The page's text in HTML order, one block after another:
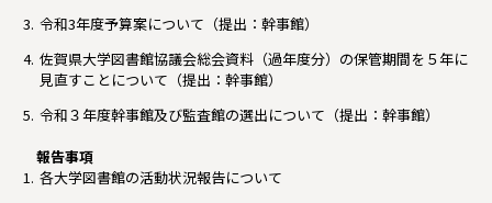
令和3年度予算案について（提出：幹事館）
佐賀県大学図書館協議会総会資料（過年度分）の保管期間を５年に
見直すことについて（提出：幹事館）
令和３年度幹事館及び監査館の選出について（提出：幹事館）
報告事項
各大学図書館の活動状況報告について